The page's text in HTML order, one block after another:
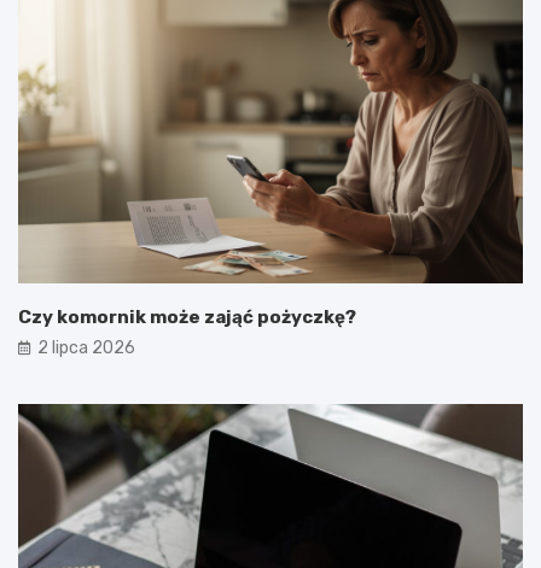
Czy komornik może zająć pożyczkę?
2 lipca 2026